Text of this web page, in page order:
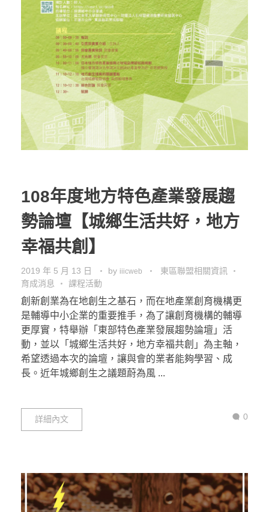
108年度地方特色產業發展趨
勢論壇【城鄉生活共好，地方
幸福共創】
2019 年 5 月 13 日 by iiicweb
東區聯盟相關資訊
育成消息
課程活動
創新創業為在地創生之基石，而在地產業創育機構更
是輔導中小企業的重要推手，為了讓創育機構的輔導
更厚實，特舉辦「東部特色產業發展趨勢論壇」活
動，並以「城鄉生活共好，地方幸福共創」為主軸，
希望透過本次的論壇，讓與會的業者能夠學習、成
長。近年城鄉創生之議題蔚為風 ...
詳細內文 0